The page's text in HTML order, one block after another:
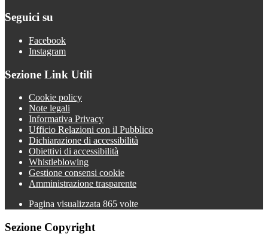
Seguici su
Facebook
Instagram
Sezione Link Utili
Cookie policy
Note legali
Informativa Privacy
Ufficio Relazioni con il Pubblico
Dichiarazione di accessibilità
Obiettivi di accessibilità
Whistleblowing
Gestione consensi cookie
Amministrazione trasparente
Pagina visualizzata 865 volte
Sezione Copyright